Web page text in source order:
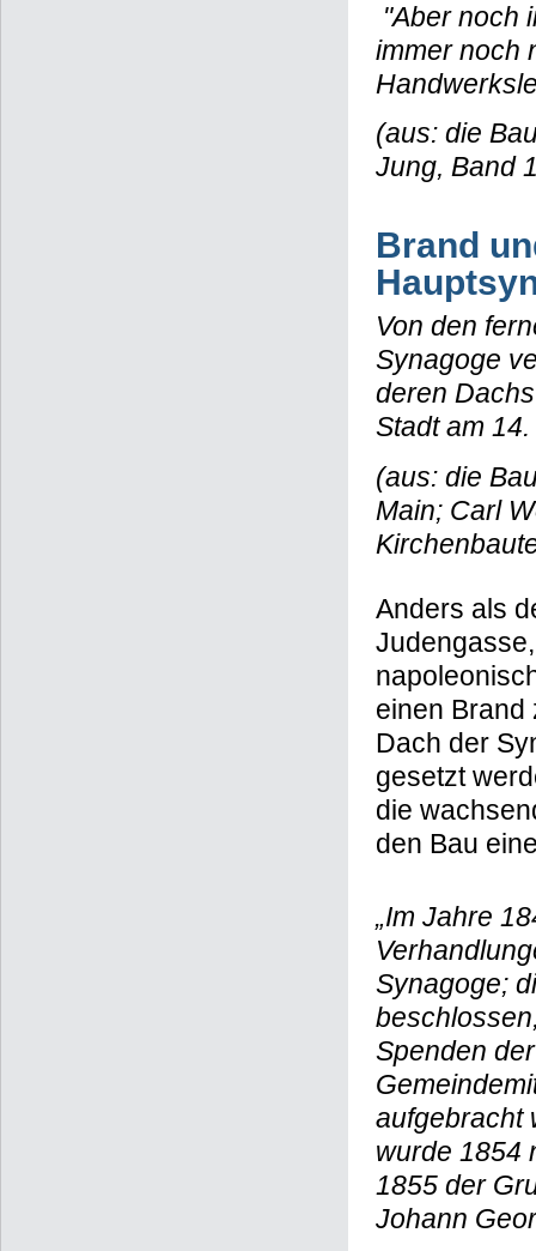
"Aber noch
immer noch
(aus: die
Jung, Band
Brand
Von den
Synagoge
deren
Stadt am
(aus: die
Main; Carl
Anders als
einen Brand
Dach der
gesetzt
die
den Bau
„Im Jahre
Synagoge;
Spenden
aufgebracht
wurde 1854
1855 der
Johann